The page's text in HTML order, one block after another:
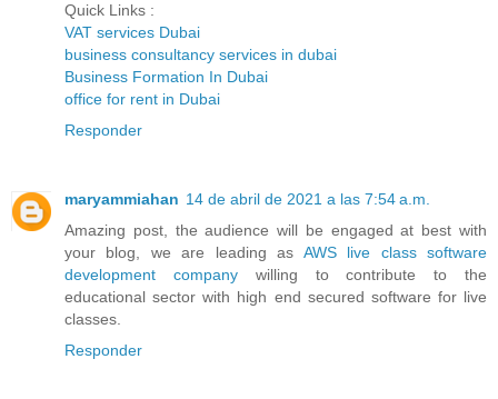
Quick Links :
VAT services Dubai
business consultancy services in dubai
Business Formation In Dubai
office for rent in Dubai
Responder
maryammiahan 14 de abril de 2021 a las 7:54 a.m.
Amazing post, the audience will be engaged at best with
your blog, we are leading as AWS live class software
development company willing to contribute to the
educational sector with high end secured software for live
classes.
Responder